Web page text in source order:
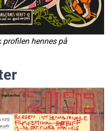
profilen hennes på